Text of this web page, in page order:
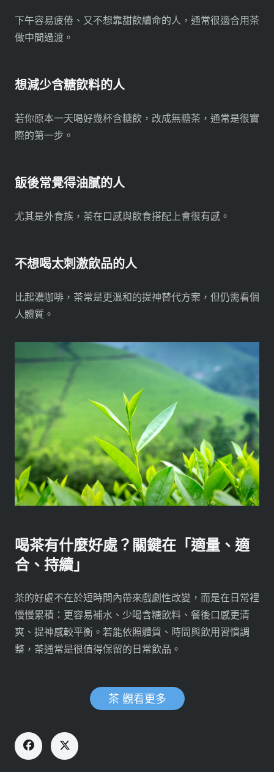
下午容易疲倦、又不想靠甜飲續命的人，通常很適合用茶
做中間過渡。
想減少含糖飲料的人
若你原本一天喝好幾杯含糖飲，改成無糖茶，通常是很實
際的第一步。
飯後常覺得油膩的人
尤其是外食族，茶在口感與飲食搭配上會很有感。
不想喝太刺激飲品的人
比起濃咖啡，茶常是更溫和的提神替代方案，但仍需看個
人體質。
喝茶有什麼好處？關鍵在「適量、適
合、持續」
茶的好處不在於短時間內帶來戲劇性改變，而是在日常裡
慢慢累積：更容易補水、少喝含糖飲料、餐後口感更清
爽、提神感較平衡。若能依照體質、時間與飲用習慣調
整，茶通常是很值得保留的日常飲品。
茶 觀看更多